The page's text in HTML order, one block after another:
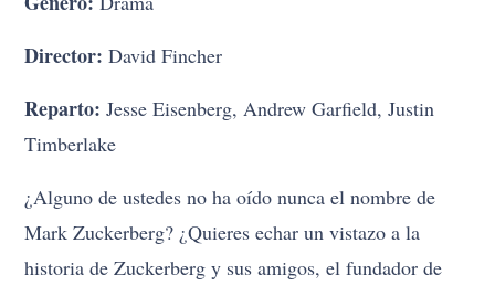
Director: David Fincher
Reparto:Jesse Eisenberg, Andrew Garfield, Justin
Timberlake
¿Alguno de ustedes no ha oído nunca el nombre de
Mark Zuckerberg? ¿Quieres echar un vistazo a la
historia de Zuckerberg y sus amigos, el fundador de